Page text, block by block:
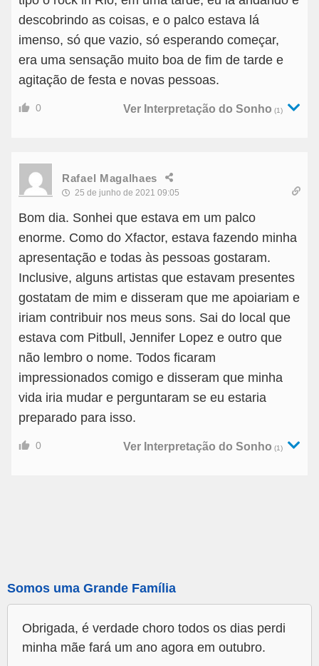
descobrindo as coisas, e o palco estava lá
imenso, só que vazio, só esperando começar,
era uma sensação muito boa de fim de tarde e
agitação de festa e novas pessoas.
0 Ver Interpretação do Sonho (1)
Rafael Magalhaes
25 de junho de 2021 09:05
Bom dia. Sonhei que estava em um palco
enorme. Como do Xfactor, estava fazendo minha
apresentação e todas às pessoas gostaram.
Inclusive, alguns artistas que estavam presentes
gostatam de mim e disseram que me apoiariam e
iriam contribuir nos meus sons. Sai do local que
estava com Pitbull, Jennifer Lopez e outro que
não lembro o nome. Todos ficaram
impressionados comigo e disseram que minha
vida iria mudar e perguntaram se eu estaria
preparado para isso.
0 Ver Interpretação do Sonho (1)
Somos uma Grande Família
Obrigada, é verdade choro todos os dias perdi
minha mãe fará um ano agora em outubro.